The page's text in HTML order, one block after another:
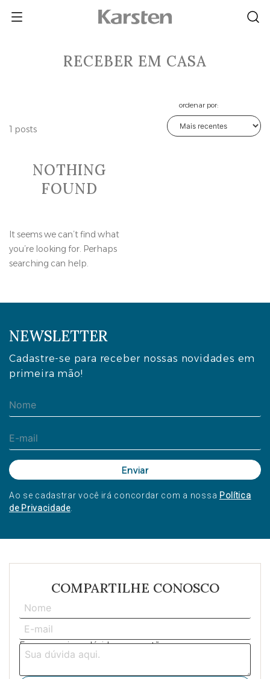
RECEBER EM CASA
1 posts
ordenar por:
NOTHING
FOUND
It seems we can’t find what
you’re looking for. Perhaps
searching can help.
NEWSLETTER
Cadastre-se para receber nossas novidades em
primeira mão!
Ao se cadastrar você irá concordar com a nossa Política
de Privacidade.
COMPARTILHE CONOSCO
Escreva aqui sua dúvida ou sugestão: